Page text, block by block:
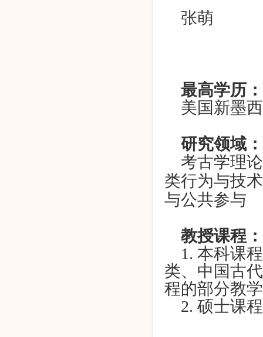
张萌
最高学历：
美国新墨
研究领域：
考古学理
类行为与技
与公共参与
教授课程：
1. 本科课
类、中国古
程的部分教
2. 硕士课